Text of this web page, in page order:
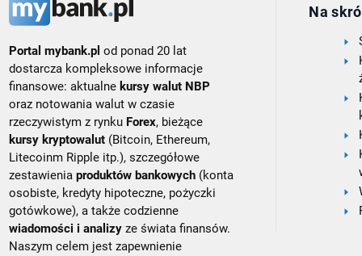
Portal mybank.pl od ponad 20 lat
dostarcza kompleksowe informacje
finansowe: aktualne kursy walut NBP
oraz notowania walut w czasie
rzeczywistym z rynku Forex, bieżące
kursy kryptowalut (Bitcoin, Ethereum,
Litecoinm Ripple itp.), szczegółowe
zestawieniaproduktów bankowych (konta
osobiste, kredyty hipoteczne, pożyczki
gotówkowe), a także codzienne
wiadomości i analizy ze świata finansów.
Naszym celem jest zapewnienie
Na